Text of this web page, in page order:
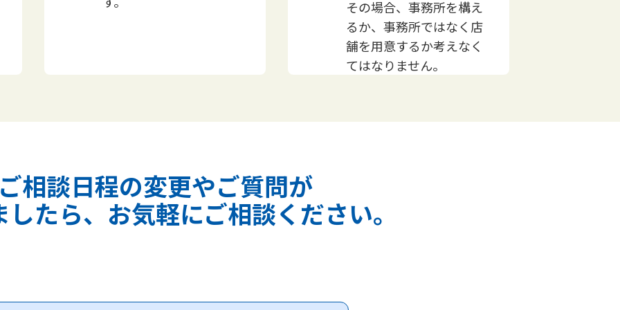
その場合、事務所を構え
るか、事務所ではなく店
舗を用意するか考えなく
てはなりません。
相談日程の変更やご質問が
たら、お気軽にご相談ください。